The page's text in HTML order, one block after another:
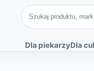
Szukaj produktów
Dla piekarzyDla